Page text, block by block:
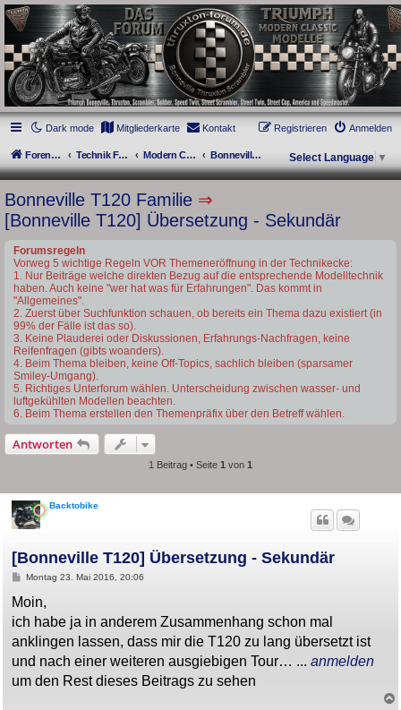
thruxton-forum.de
DAS FORUM! Alles rund um die Triumph Modern Classic Modelle. Das Forum für
die New Bonneville Baureihen ab BJ 2001. Triumph Bonneville, Thruxton,
Scrambler, Bobber, Speed Twin, Street Scrambler, Street Twin, Street Cup, America
und Speedmaster.
Dark mode
Mitgliederkarte Kontakt Anmelden
Registrieren
Foren-Übersicht Technik Forum Modern Classics - Baujahre ab 2016 [LC] Bonneville T120 Familie Select Language ▼
Bonneville T120 Familie ⇒
[Bonneville T120] Übersetzung - Sekundär
Forumsregeln
Vorweg 5 wichtige Regeln VOR Themeneröffnung in der Technikecke:
1. Nur Beiträge welche direkten Bezug auf die entsprechende Modelltechnik
haben. Auch keine "wer hat was für Erfahrungen". Das kommt in
"Allgemeines".
2. Zuerst über Suchfunktion schauen, ob bereits ein Thema dazu existiert (in
99% der Fälle ist das so).
3. Keine Plauderei oder Diskussionen, Erfahrungs-Nachfragen, keine
Reifenfragen (gibts woanders).
4. Beim Thema bleiben, keine Off-Topics, sachlich bleiben (sparsamer
Smiley-Umgang).
5. Richtiges Unterforum wählen. Unterscheidung zwischen wasser- und
luftgekühlten Modellen beachten.
6. Beim Thema erstellen den Themenpräfix über den Betreff wählen.
Antworten
1 Beitrag • Seite 1 von 1
Backtobike
[Bonneville T120] Übersetzung - Sekundär
B
i
t
r
a
g
Montag 23. Mai 2016, 20:06
Moin,
ich habe ja in anderem Zusammenhang schon mal
anklingen lassen, dass mir die T120 zu lang übersetzt ist
und nach einer weiteren ausgiebigen Tour… ... anmelden
um den Rest dieses Beitrags zu sehen